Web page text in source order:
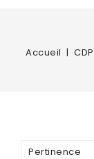
Accueil CDP
Pertinence